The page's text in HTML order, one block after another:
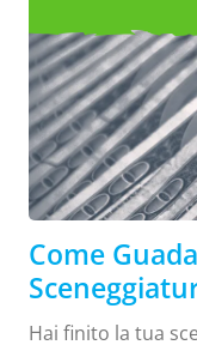
bancari. All'ultima
lungometraggio
750.000 $. Ora,
costo di
investitori
ritorno, wow ...
Come
Hai finito la tua